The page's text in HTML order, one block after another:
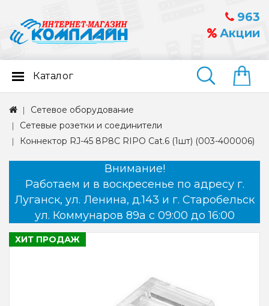
963
Акции
Найти
Каталог
Сетевое оборудование
Сетевые розетки и соединители
Коннектор RJ-45 8P8C RIPO Cat.6 (1шт) (003-400006)
Внимание!
Работаем и в воскресенье по адресу г.
Луганск, ул. Ленина, д.143 и г. Старобельск
ул. Коммунаров 89а с 09:00 до 16:00
ХИТ ПРОДАЖ